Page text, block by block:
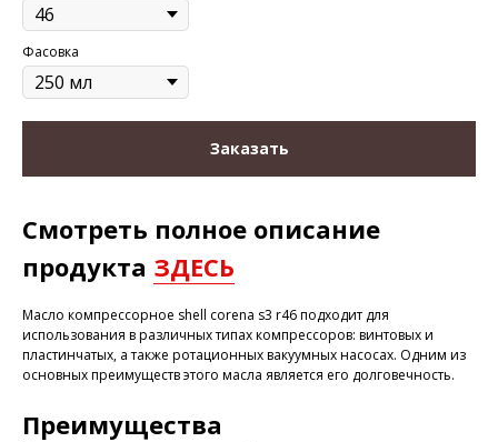
Фасовка
Заказать
Смотреть полное описание
продукта ЗДЕСЬ
Масло компрессорное shell corena s3 r46 подходит для
использования в различных типах компрессоров: винтовых и
пластинчатых, а также ротационных вакуумных насосах. Одним из
основных преимуществ этого масла является его долговечность.
Преимущества